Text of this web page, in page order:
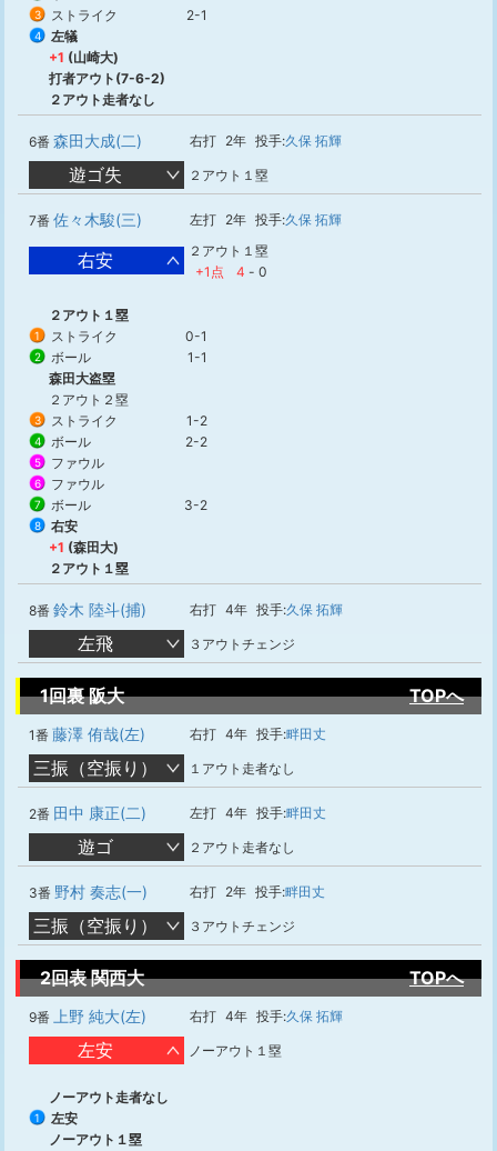
3 ストライク 2-1
4
左犠
+1 (山崎大)
打者アウト(7-6-2)
２アウト走者なし
6番 森田大成(二) 右打 2年 投手:久保 拓輝
遊ゴ失 ２アウト１塁
7番 佐々木駿(三) 左打 2年 投手:久保 拓輝
右安
２アウト１塁
+1点
4 - 0
２アウト１塁
1 ストライク 0-1
2 ボール
1-1
森田大盗塁
２アウト２塁
3 ストライク 1-2
4 ボール 2-2
5 ファウル
6 ファウル
7 ボール 3-2
8
右安
+1 (森田大)
２アウト１塁
8番 鈴木 陸斗(捕) 右打 4年 投手:久保 拓輝
左飛 ３アウトチェンジ
1回裏 阪大 TOPへ
1番 藤澤 侑哉(左) 右打 4年 投手:畔田丈
三振（空振り） １アウト走者なし
2番 田中 康正(二) 左打 4年 投手:畔田丈
遊ゴ ２アウト走者なし
3番 野村 奏志(一) 右打 2年 投手:畔田丈
三振（空振り） ３アウトチェンジ
2回表 関西大 TOPへ
9番 上野 純大(左) 右打 4年 投手:久保 拓輝
左安 ノーアウト１塁
ノーアウト走者なし
1
左安
ノーアウト１塁